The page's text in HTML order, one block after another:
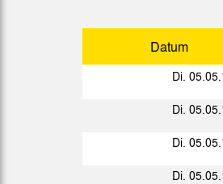
2. L. Sa.
Datum
Di.
Di.
Di.
Di.